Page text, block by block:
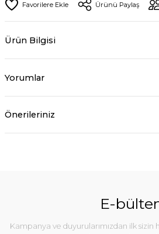
Ürünü Paylaş
Ürün Bilgisi
Yorumlar
Önerileriniz
E-
Kampanya ve duyurularımızdan ilk sizin